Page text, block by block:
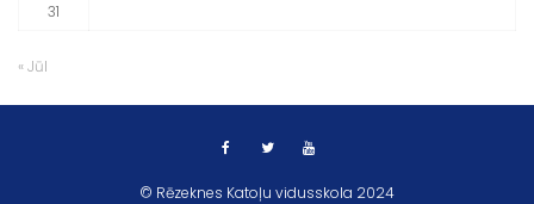
31
« Jūl
© Rēzeknes Katoļu vidusskola 2024